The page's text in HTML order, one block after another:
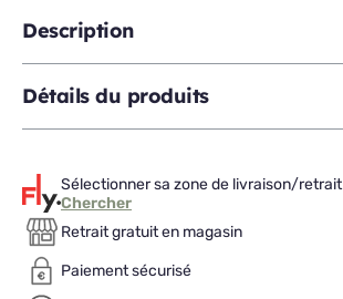
Lit
coffre
180x200
Description
Détails du produits
Sélectionner sa zone de livraison/retrait
Chercher
Retrait gratuit en magasin
Paiement sécurisé